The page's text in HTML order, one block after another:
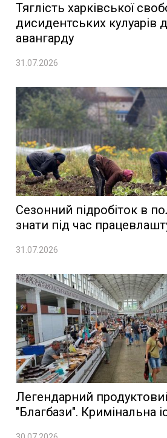
Тяглість харківської
дисидентських кулуарів
авангарду
31.07.2026
Сезонний підробіток в
знати під час
31.07.2026
Легендарний
"Благбази". Кримінальна